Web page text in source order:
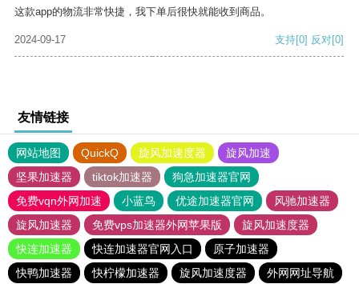
这款app的物流非常快捷，我下单后很快就能收到商品。
2024-09-17 支持[0] 反对[0]
友情链接
网站地图 QuickQ 旋风加速度器
旋风加速
坚果加速器
tiktok加速器
狗急加速器官网
免费vqn外网加速
小蓝鸟 优途加速器官网
风驰加速器
旋风加速器
免费vps加速器外网苹果版
旋风加速度器
快连加速器
快连加速器官网入口
原子加速器
快鸭加速器
快柠檬加速器 旋风加速度器
外网网址导航